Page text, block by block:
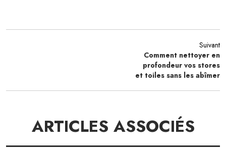
Suivant
Comment nettoyer en
profondeur vos stores
et toiles sans les abîmer
ARTICLES ASSOCIÉS